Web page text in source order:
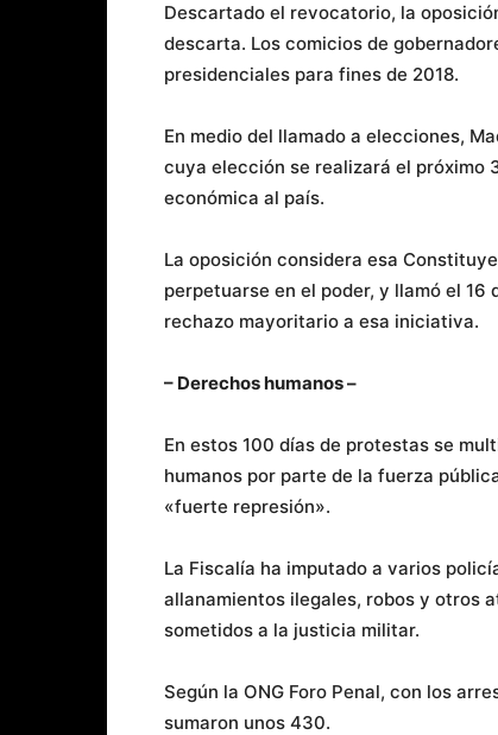
Descartado el revocatorio, la
descarta. Los comicios de
presidenciales para fines de 2018.
En medio del llamado a elecciones,
cuya elección se realizará el próximo
económica al país.
La oposición considera esa
perpetuarse en el poder, y llamó el
rechazo mayoritario a esa iniciativa.
– Derechos humanos –
En estos 100 días de protestas se
humanos por parte de la fuerza
«fuerte represión».
La Fiscalía ha imputado a varios
allanamientos ilegales, robos y otros
sometidos a la justicia militar.
Según la ONG Foro Penal, con los
sumaron unos 430.